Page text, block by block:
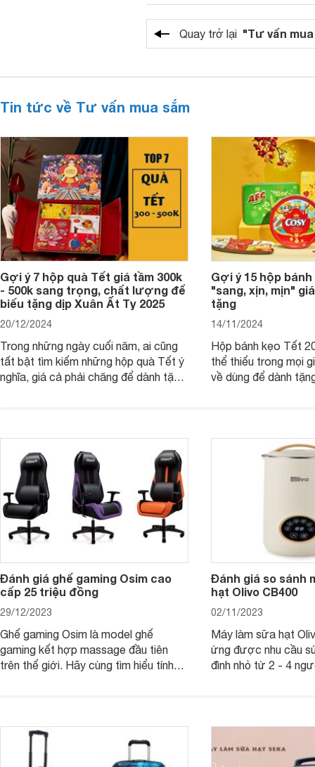
Quay trở lại "Tư vấn
Tin tức về Tư vấn mua sắm
Gợi ý 7 hộp quà Tết giá tầm 300k
- 500k sang trọng, chất lượng để
biếu tặng dịp Xuân Ất Tỵ 2025
20/12/2024
Trong những ngày cuối năm, ai cũng
tất bật tìm kiếm những hộp quà Tết ý
nghĩa, giá cả phải chăng để dành tặng
- 500k đẹp mắt nhé.
Gợi ý 15 hộp
"sang, xịn, mịn"
tặng
14/11/2024
Hộp bánh kẹo Tết
thể thiếu trong mọi
về dùng để dành
2025 mới vừa sang,
mua sắm cuối năm.
Đánh giá ghế gaming Osim cao
cấp 25 triệu đồng
29/12/2023
Ghế gaming Osim là model ghế
gaming kết hợp massage đầu tiên
trên thế giới. Hãy cùng tìm hiểu tính
Đánh giá so sánh
hạt Olivo CB400
02/11/2023
Máy làm sữa hạt
ứng được nhu cầu
đình nhỏ từ 2 - 4